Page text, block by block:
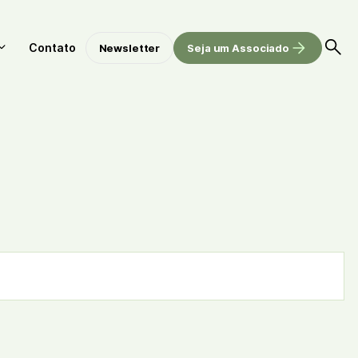
Contato Newsletter Seja um Associado